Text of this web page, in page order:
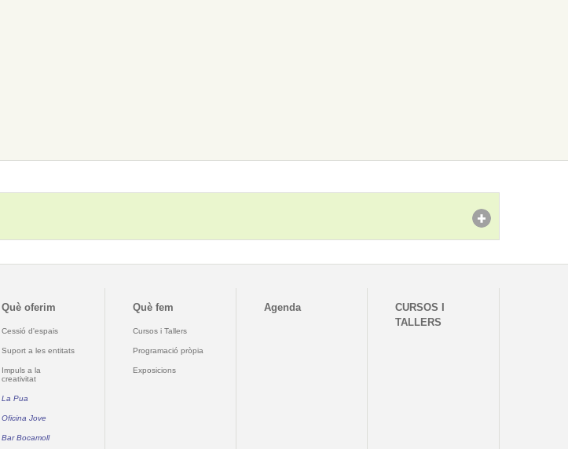
Què oferim
Cessió d'espais
Suport a les entitats
Impuls a la
creativitat
La Pua
Oficina Jove
Bar Bocamoll
Què fem
Cursos i Tallers
Programació pròpia
Exposicions
Agenda
CURSOS I
TALLERS